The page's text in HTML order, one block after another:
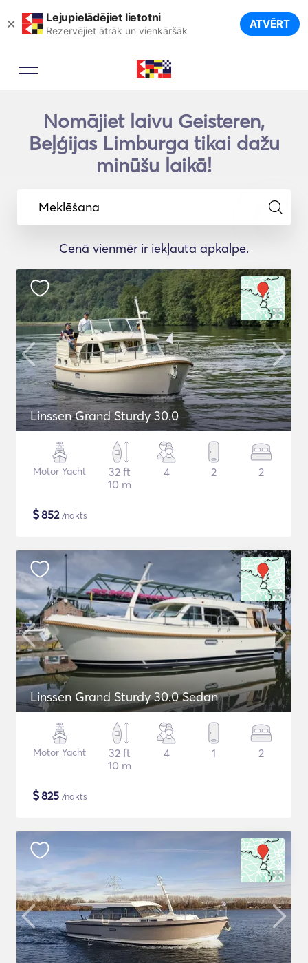
× Lejupielādējiet lietotni
Rezervējiet ātrāk un vienkāršāk ATVĒRT
Nomājiet laivu Geisteren,
Beļģijas Limburga tikai dažu
minūšu laikā!
Meklēšana
Cenā vienmēr ir iekļauta apkalpe.
Linssen Grand Sturdy 30.0
Motor Yacht
32 ft
10 m
4 2 2
$852/nakts
Linssen Grand Sturdy 30.0 Sedan
Motor Yacht
32 ft
10 m
4 1 2
$825 /nakts